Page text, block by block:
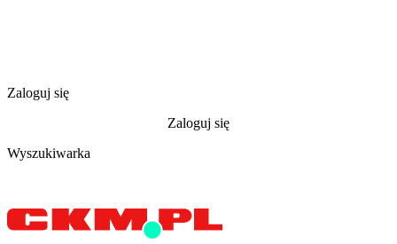
Zaloguj się
Zaloguj się
Wyszukiwarka